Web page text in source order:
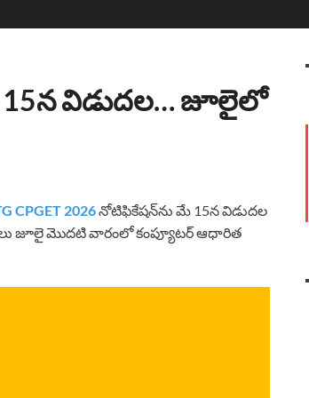
15న విడుదల… జూలైలో
CPGET 2026నోటిఫికేషన్‌ను మే 15న విడుదల
జూలై మొదటి వారంలో కంప్యూటర్ ఆధారిత